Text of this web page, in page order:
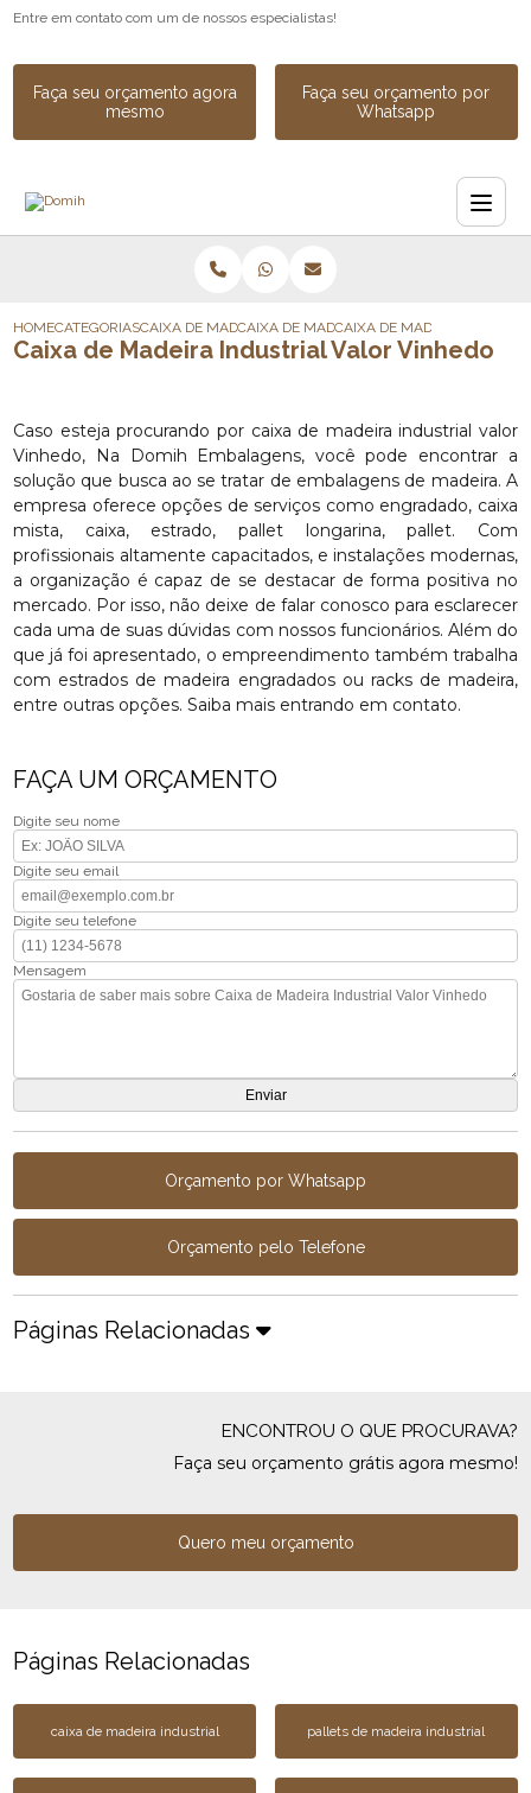
Entre em contato com um de nossos especialistas!
Faça seu orçamento agora
mesmo
Faça seu orçamento por
Whatsapp
HOMECATEGORIASCAIXA DE MADEIRACAIXA DE MADEIRA SOB MEDIDA
CAIXA DE MADEIRA
Caixa de Madeira Industrial Valor Vinhedo
Caso esteja procurando por caixa de madeira industrial valor
Vinhedo, Na Domih Embalagens, você pode encontrar a
solução que busca ao se tratar de embalagens de madeira. A
empresa oferece opções de serviços como engradado, caixa
mista, caixa, estrado, pallet longarina, pallet. Com
profissionais altamente capacitados, e instalações modernas,
a organização é capaz de se destacar de forma positiva no
mercado. Por isso, não deixe de falar conosco para esclarecer
cada uma de suas dúvidas com nossos funcionários. Além do
que já foi apresentado, o empreendimento também trabalha
com estrados de madeira engradados ou racks de madeira,
entre outras opções. Saiba mais entrando em contato.
FAÇA UM ORÇAMENTO
Digite seu nome
Digite seu email
Digite seu telefone
Mensagem
Orçamento por Whatsapp
Orçamento pelo Telefone
Páginas Relacionadas
ENCONTROU O QUE PROCURAVA?
Faça seu orçamento grátis agora mesmo!
Quero meu orçamento
Páginas Relacionadas
caixa de madeira industrial pallets de madeira industrial